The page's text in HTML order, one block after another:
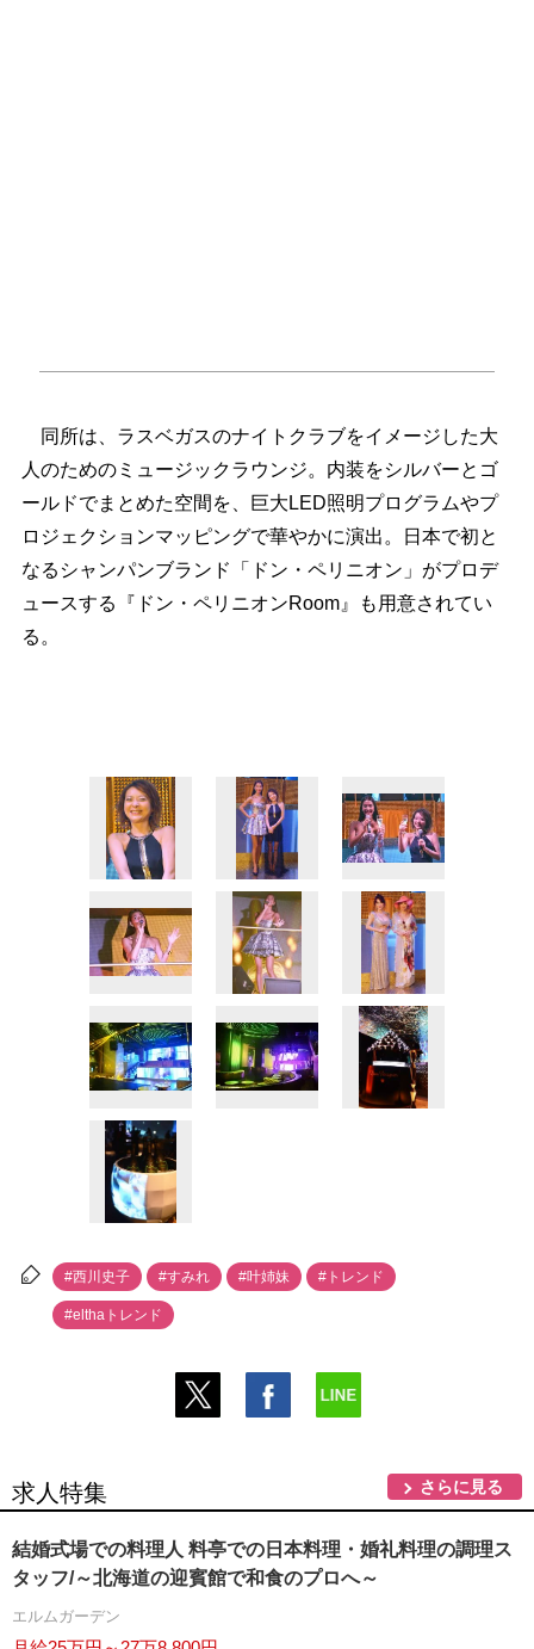
同所は、ラスベガスのナイトクラブをイメージした大
人のためのミュージックラウンジ。内装をシルバーとゴ
ールドでまとめた空間を、巨大LED照明プログラムやプ
ロジェクションマッピングで華やかに演出。日本で初と
なるシャンパンブランド「ドン・ペリニオン」がプロデ
ュースする『ドン・ペリニオンRoom』も用意されてい
る。
#西川史子 #すみれ #叶姉妹 #トレンド
#elthaトレンド
求人特集 さらに見る
結婚式場での料理人 料亭での日本料理・婚礼料理の調理ス
タッフ/～北海道の迎賓館で和食のプロへ～
エルムガーデン